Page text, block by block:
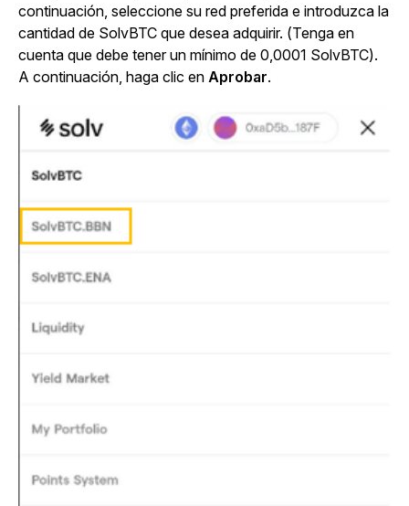
continuación, seleccione su red preferida e introduzca la
cantidad de SolvBTC que desea adquirir. (Tenga en
cuenta que debe tener un mínimo de 0,0001 SolvBTC).
A continuación, haga clic en Aprobar.